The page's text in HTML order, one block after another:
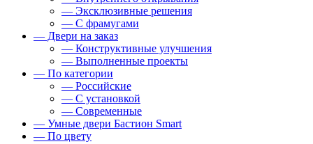
— Эксклюзивные решения
— С фрамугами
— Двери на заказ
— Конструктивные улучшения
— Выполненные проекты
— По категории
— Российские
— С установкой
— Современные
— Умные двери Бастион Smart
— По цвету